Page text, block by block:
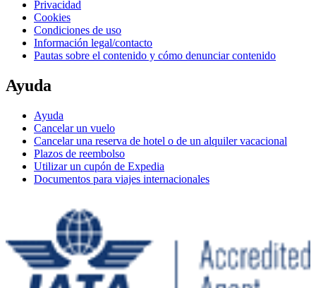
Privacidad
Cookies
Condiciones de uso
Información legal/contacto
Pautas sobre el contenido y cómo denunciar contenido
Ayuda
Ayuda
Cancelar un vuelo
Cancelar una reserva de hotel o de un alquiler vacacional
Plazos de reembolso
Utilizar un cupón de Expedia
Documentos para viajes internacionales